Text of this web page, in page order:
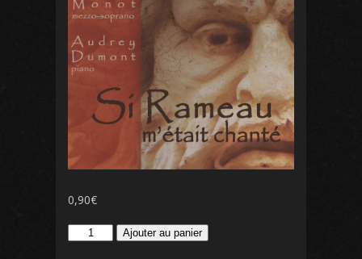
0,90€
quantité
Ajouter au panier